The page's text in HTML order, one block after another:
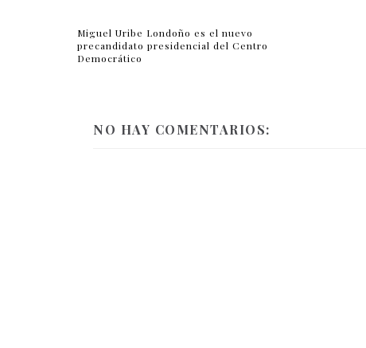
Miguel Uribe Londoño es el nuevo
precandidato presidencial del Centro
Democrático
NO HAY COMENTARIOS: